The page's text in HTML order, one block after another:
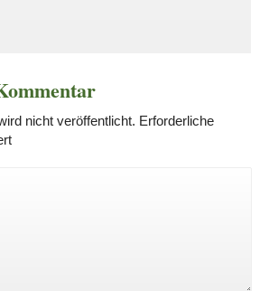
nicht veröffentlicht. Erforderliche